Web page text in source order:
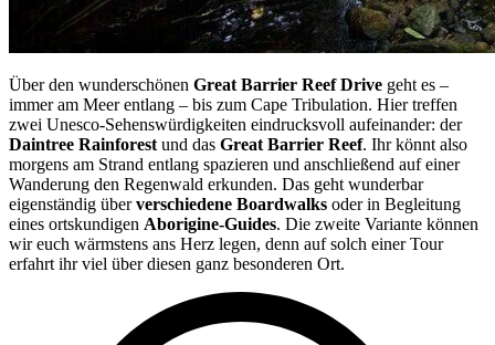
Über den wunderschönen Great Barrier Reef Drive geht es –
immer am Meer entlang – bis zum Cape Tribulation. Hier treffen
zwei Unesco-Sehenswürdigkeiten eindrucksvoll aufeinander: der
Daintree Rainforest und das Great Barrier Reef. Ihr könnt also
morgens am Strand entlang spazieren und anschließend auf einer
Wanderung den Regenwald erkunden. Das geht wunderbar
eigenständig überverschiedene Boardwalks oder in Begleitung
eines ortskundigen Aborigine-Guides. Die zweite Variante können
wir euch wärmstens ans Herz legen, denn auf solch einer Tour
erfahrt ihr viel über diesen ganz besonderen Ort.